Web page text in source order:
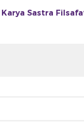
Sastra